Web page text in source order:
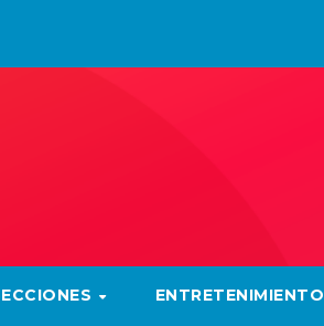
ENTRETENIMIENTO